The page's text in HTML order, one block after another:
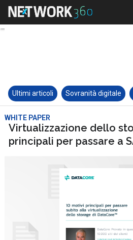
Ultimi articoli Sovranità digitale
WHITE PAPER
Virtualizzazione dello
principali per passare a